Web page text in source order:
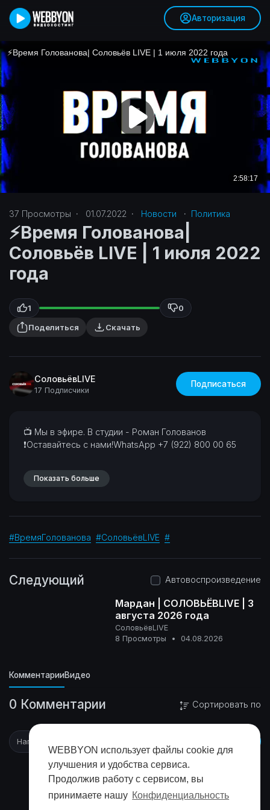
WEBBYON использует файлы cookie для
улучшения и удобства сервиса.
Продолжив работу с сервисом, вы
принимаете нашу Конфиденциальность
Авторизация
37 Просмотры · 01.07.2022 · Новости · Политика‎
⚡️Время Голованова|
Соловьёв LIVE | 1 июля 2022
года
1
0
Поделиться
Скачать
СоловьёвLIVE
17 Подписчики
Подписаться
⁣📺 Мы в эфире. В студии - Роман Голованов
❗Оставайтесь с нами!WhatsApp +7 (922) 800 00 65
Показать больше
#ВремяГолованова #СоловьёвLIVE #
Следующий Автовоспроизведение
Мардан | СОЛОВЬЁВLIVE | 3
августа 2026 года
СоловьёвLIVE
8 Просмотры
• 04.08.2026
КомментарииВидео
0 Комментарии Сортировать по